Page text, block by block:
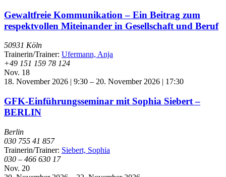
Gewaltfreie Kommunikation – Ein Beitrag zum
respektvollen Miteinander in Gesellschaft und Beruf
50931 Köln
Trainerin/Trainer: Ufermann, Anja
+49 151 159 78 124
Nov. 18
18. November 2026 | 9:30 – 20. November 2026 | 17:30
GFK-Einführungsseminar mit Sophia Siebert –
BERLIN
Berlin
030 755 41 857
Trainerin/Trainer: Siebert, Sophia
030 – 466 630 17
Nov. 20